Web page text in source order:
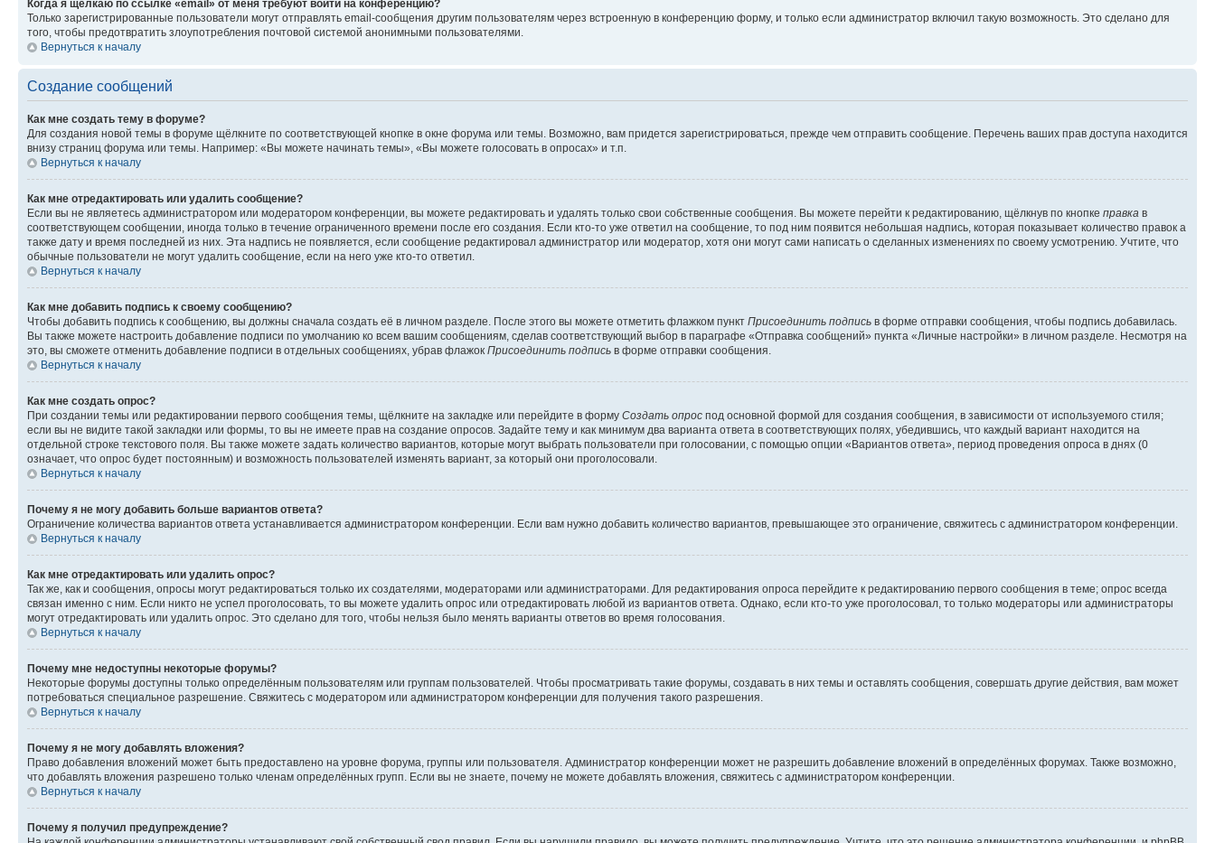
Когда я щёлкаю по ссылке «email» от меня требуют войти на конференцию?
Только зарегистрированные пользователи могут отправлять email-сообщения другим пользователям через встроенную в конференцию форму, и только если администратор включил такую возможность. Это сделано для
того, чтобы предотвратить злоупотребления почтовой системой анонимными пользователями.
Вернуться к началу
Создание сообщений
Как мне создать тему в форуме?
Для создания новой темы в форуме щёлкните по соответствующей кнопке в окне форума или темы. Возможно, вам придется зарегистрироваться, прежде чем отправить сообщение. Перечень ваших прав доступа находится
внизу страниц форума или темы. Например: «Вы можете начинать темы», «Вы можете голосовать в опросах» и т.п.
Вернуться к началу
Как мне отредактировать или удалить сообщение?
Если вы не являетесь администратором или модератором конференции, вы можете редактировать и удалять только свои собственные сообщения. Вы можете перейти к редактированию, щёлкнув по кнопке правка в
соответствующем сообщении, иногда только в течение ограниченного времени после его создания. Если кто-то уже ответил на сообщение, то под ним появится небольшая надпись, которая показывает количество правок а
также дату и время последней из них. Эта надпись не появляется, если сообщение редактировал администратор или модератор, хотя они могут сами написать о сделанных изменениях по своему усмотрению. Учтите, что
обычные пользователи не могут удалить сообщение, если на него уже кто-то ответил.
Вернуться к началу
Как мне добавить подпись к своему сообщению?
Чтобы добавить подпись к сообщению, вы должны сначала создать её в личном разделе. После этого вы можете отметить флажком пункт Присоединить подпись в форме отправки сообщения, чтобы подпись добавилась.
Вы также можете настроить добавление подписи по умолчанию ко всем вашим сообщениям, сделав соответствующий выбор в параграфе «Отправка сообщений» пункта «Личные настройки» в личном разделе. Несмотря на
это, вы сможете отменить добавление подписи в отдельных сообщениях, убрав флажок Присоединить подпись в форме отправки сообщения.
Вернуться к началу
Как мне создать опрос?
При создании темы или редактировании первого сообщения темы, щёлкните на закладке или перейдите в форму Создать опрос под основной формой для создания сообщения, в зависимости от используемого стиля;
если вы не видите такой закладки или формы, то вы не имеете прав на создание опросов. Задайте тему и как минимум два варианта ответа в соответствующих полях, убедившись, что каждый вариант находится на
отдельной строке текстового поля. Вы также можете задать количество вариантов, которые могут выбрать пользователи при голосовании, с помощью опции «Вариантов ответа», период проведения опроса в днях (0
означает, что опрос будет постоянным) и возможность пользователей изменять вариант, за который они проголосовали.
Вернуться к началу
Почему я не могу добавить больше вариантов ответа?
Ограничение количества вариантов ответа устанавливается администратором конференции. Если вам нужно добавить количество вариантов, превышающее это ограничение, свяжитесь с администратором конференции.
Вернуться к началу
Как мне отредактировать или удалить опрос?
Так же, как и сообщения, опросы могут редактироваться только их создателями, модераторами или администраторами. Для редактирования опроса перейдите к редактированию первого сообщения в теме; опрос всегда
связан именно с ним. Если никто не успел проголосовать, то вы можете удалить опрос или отредактировать любой из вариантов ответа. Однако, если кто-то уже проголосовал, то только модераторы или администраторы
могут отредактировать или удалить опрос. Это сделано для того, чтобы нельзя было менять варианты ответов во время голосования.
Вернуться к началу
Почему мне недоступны некоторые форумы?
Некоторые форумы доступны только определённым пользователям или группам пользователей. Чтобы просматривать такие форумы, создавать в них темы и оставлять сообщения, совершать другие действия, вам может
потребоваться специальное разрешение. Свяжитесь с модератором или администратором конференции для получения такого разрешения.
Вернуться к началу
Почему я не могу добавлять вложения?
Право добавления вложений может быть предоставлено на уровне форума, группы или пользователя. Администратор конференции может не разрешить добавление вложений в определённых форумах. Также возможно,
что добавлять вложения разрешено только членам определённых групп. Если вы не знаете, почему не можете добавлять вложения, свяжитесь с администратором конференции.
Вернуться к началу
Почему я получил предупреждение?